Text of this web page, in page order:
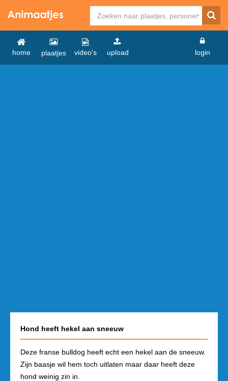
home plaatjes video's upload login
Hond heeft hekel aan sneeuw
Deze franse bulldog heeft echt een hekel aan de sneeuw.
Zijn baasje wil hem toch uitlaten maar daar heeft deze
hond weinig zin in.